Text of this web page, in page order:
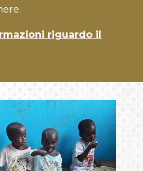
riguardo il